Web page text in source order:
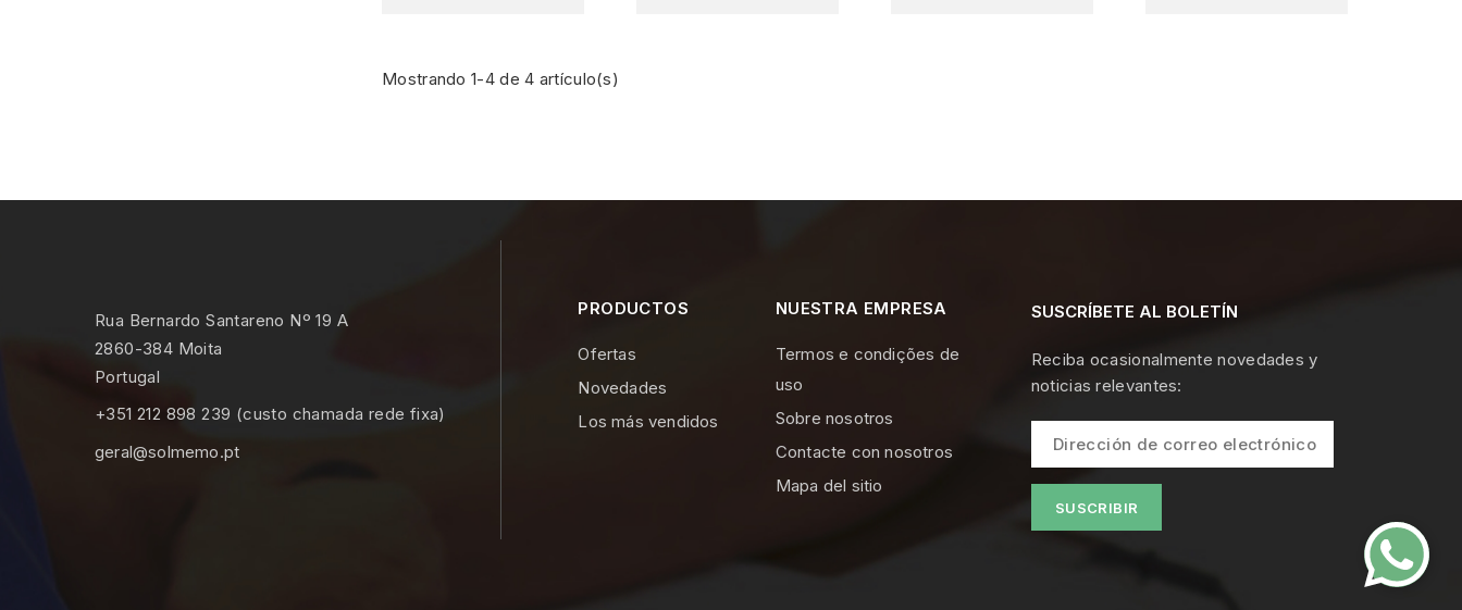
Mostrando 1-4 de 4 artículo(s)
Rua Bernardo Santareno Nº 19 A
2860-384 Moita
Portugal
+351 212 898 239 (custo chamada rede fixa)
geral@solmemo.pt
PRODUCTOS
Ofertas
Novedades
Los más vendidos
NUESTRA EMPRESA
Termos e condições de
uso
Sobre nosotros
Contacte con nosotros
Mapa del sitio
SUSCRÍBETE AL BOLETÍN
Reciba ocasionalmente novedades y
noticias relevantes: